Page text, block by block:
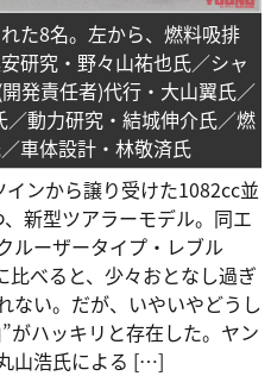
た8名。左から、燃料吸排
研究・野々山祐也氏／シャ
発責任者)代行・大山翼氏／
動力研究・結城伸介氏／燃
車体設計・林敬済氏
ンから譲り受けた1082cc並
新型ツアラーモデル。同エ
ルーザータイプ・レブル
べると、少々おとなし過ぎ
ない。だが、いやいやどうし
がハッキリと存在した。ヤン
山浩氏による […]